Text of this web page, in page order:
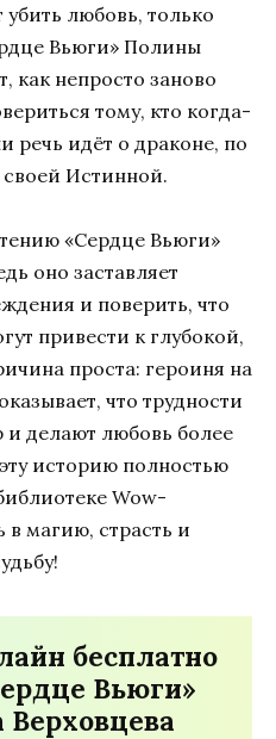
любовь, только
Вьюги» Полины
как непросто заново
тому, кто когда-
речь идёт о драконе, по
Истинной.
«Сердце Вьюги»
оно заставляет
и поверить, что
привести к глубокой,
проста: героиня на
что трудности
и делают любовь более
историю полностью
Wow-
в магию, страсть и
бесплатно
Вьюги»